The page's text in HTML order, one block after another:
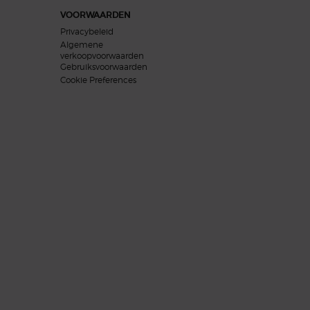
VOORWAARDEN
Privacybeleid
Algemene
verkoopvoorwaarden
Gebruiksvoorwaarden
Cookie Preferences